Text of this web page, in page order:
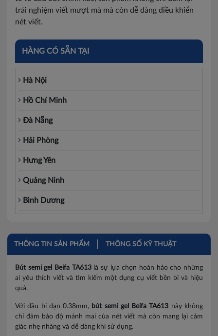
trải nghiệm viết mượt mà mà còn dễ dàng điều khiển
nét viết.
HÀNG CÓ SẴN TẠI
Hà Nội
Hồ Chí Minh
Đà Nẵng
Hải Phòng
Hưng Yên
Quảng Ninh
Bình Dương
Hà Nam
Vĩnh Phúc
Thanh Hóa
THÔNG TIN SẢN PHẨM THÔNG SỐ KỸ THUẬT
Bút semi gel Beifa TA613là sự lựa chọn hoàn hảo cho những
ai yêu thích viết và tìm kiếm một dụng cụ viết bền bỉ và hiệu
quả.
Với đầu bi đạn 0.38mm, bút semi gel Beifa TA613 này không
chỉ đảm bảo độ mảnh mai của nét viết mà còn mang lại cảm
giác nhẹ nhàng và dễ dàng khi sử dụng.